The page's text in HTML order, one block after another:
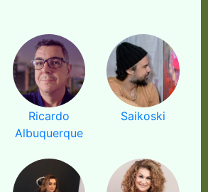
Ricardo
Albuquerque
Saikoski